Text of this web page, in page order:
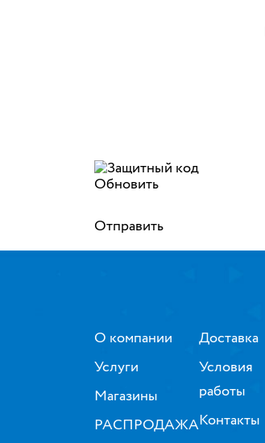
Обновить
Отправить
О компании
Услуги
Магазины
РАСПРОДАЖА
Доставка
Условия
работы
Контакты